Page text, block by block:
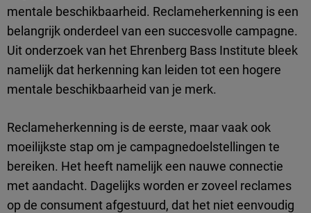
mentale beschikbaarheid. Reclameherkenning is een
belangrijk onderdeel van een succesvolle campagne.
Uit onderzoek van het Ehrenberg Bass Institute bleek
namelijk dat herkenning kan leiden tot een hogere
mentale beschikbaarheid van je merk.
Reclameherkenning is de eerste, maar vaak ook
moeilijkste stap om je campagnedoelstellingen te
bereiken. Het heeft namelijk een nauwe connectie
met aandacht. Dagelijks worden er zoveel reclames
op de consument afgestuurd, dat het niet eenvoudig